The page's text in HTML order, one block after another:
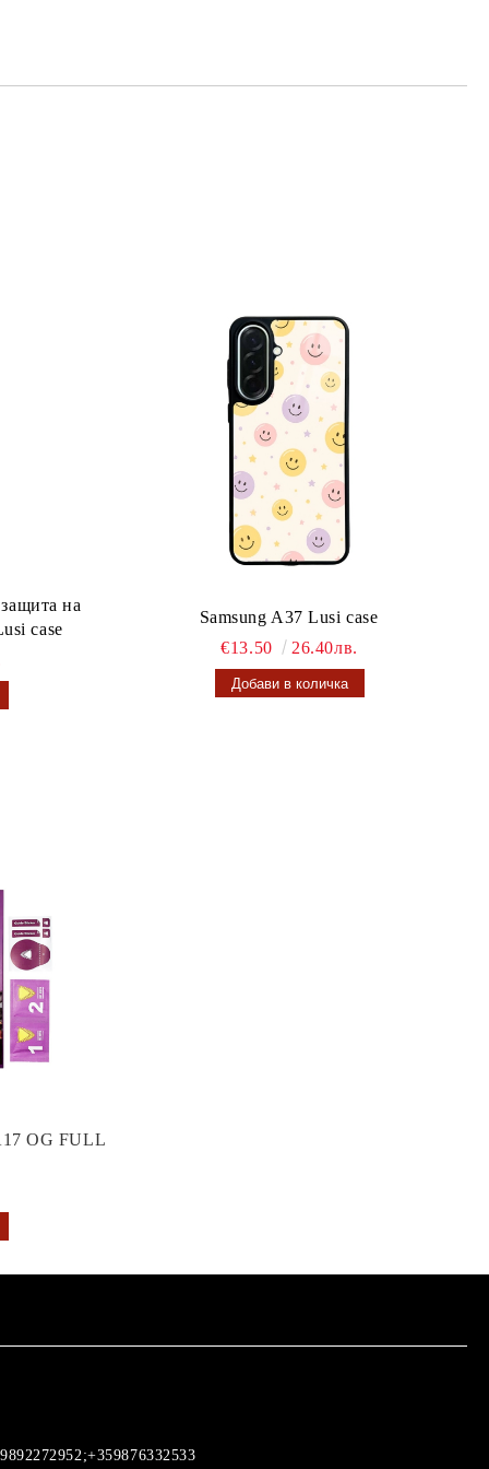
на
case
Samsung A37 Lusi case
€13.50
26.40лв.
OG FULL